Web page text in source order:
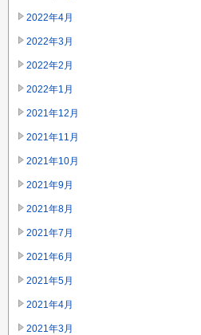
2022年4月
2022年3月
2022年2月
2022年1月
2021年12月
2021年11月
2021年10月
2021年9月
2021年8月
2021年7月
2021年6月
2021年5月
2021年4月
2021年3月